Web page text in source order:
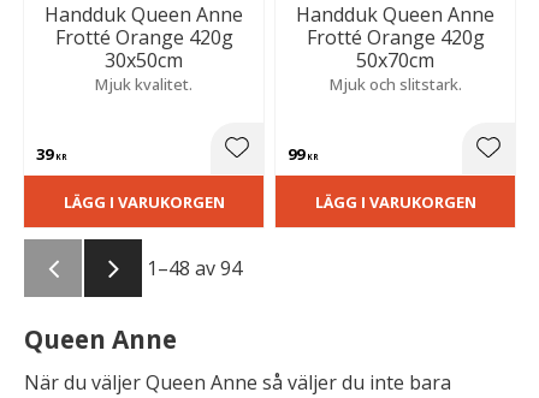
Handduk Queen Anne
Frotté Orange 420g
30x50cm
Mjuk kvalitet.
39KR Lägg till i favoriter
LÄGG I VARUKORGEN
Handduk Queen Anne
Frotté Orange 420g
50x70cm
Mjuk och slitstark.
99KR
LÄGG I VARUKORGEN
1–48 av94
Queen Anne
När du väljer Queen Anne så väljer du inte bara